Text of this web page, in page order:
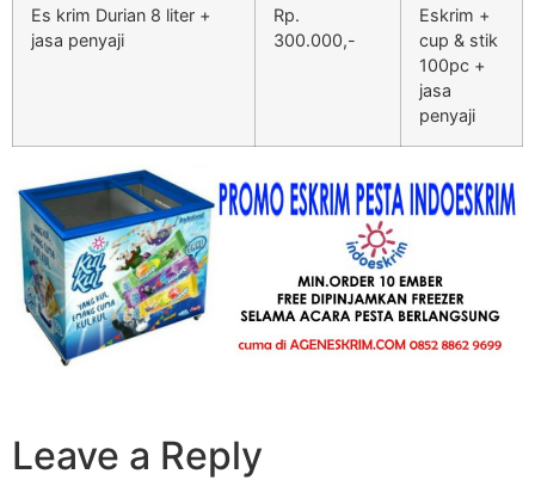
Es krim Durian 8 liter +
jasa penyaji
Rp.
300.000,-
Eskrim +
cup & stik
100pc +
jasa
penyaji
Leave a Reply